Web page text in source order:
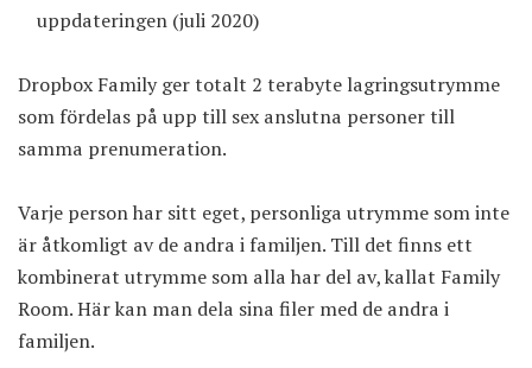
uppdateringen (juli 2020)
Dropbox Family ger totalt 2 terabyte lagringsutrymme
som fördelas på upp till sex anslutna personer till
samma prenumeration.
Varje person har sitt eget, personliga utrymme som inte
är åtkomligt av de andra i familjen. Till det finns ett
kombinerat utrymme som alla har del av, kallat Family
Room. Här kan man dela sina filer med de andra i
familjen.